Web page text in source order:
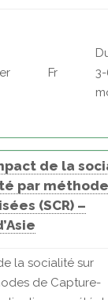
Fr
de la
par
(SCR) –
la socialité sur
de Capture-